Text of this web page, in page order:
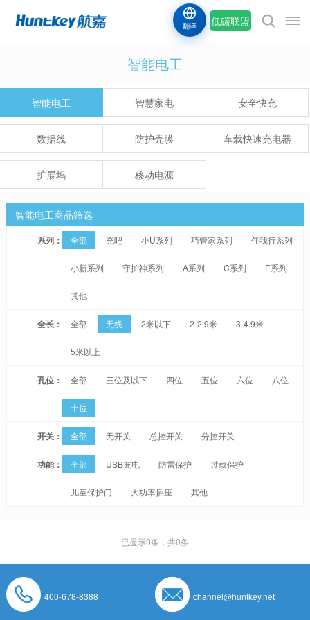
低碳联盟
翻译
智能电工
智能电工 智慧家电 安全快充
数据线 防护壳膜 车载快速充电器
扩展坞 移动电源
智能电工商品筛选
系列： 全部 充吧 小U系列 巧管家系列 任我行系列
小新系列 守护神系列 A系列 C系列 E系列
其他
全长： 全部 无线 2米以下 2-2.9米 3-4.9米
5米以上
孔位： 全部 三位及以下 四位 五位 六位 八位
十位
开关： 全部 无开关 总控开关 分控开关
功能： 全部 USB充电 防雷保护 过载保护
儿童保护门 大功率插座 其他
已显示0条，共0条
400-678-8388 channel@huntkey.net